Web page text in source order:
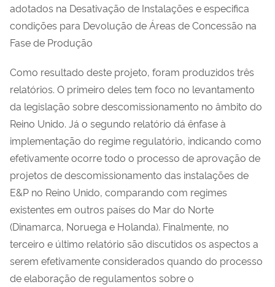
adotados na Desativação de Instalações e especifica
condições para Devolução de Áreas de Concessão na
Fase de Produção
Como resultado deste projeto, foram produzidos três
relatórios. O primeiro deles tem foco no levantamento
da legislação sobre descomissionamento no âmbito do
Reino Unido. Já o segundo relatório dá ênfase à
implementação do regime regulatório, indicando como
efetivamente ocorre todo o processo de aprovação de
projetos de descomissionamento das instalações de
E&P no Reino Unido, comparando com regimes
existentes em outros países do Mar do Norte
(Dinamarca, Noruega e Holanda). Finalmente, no
terceiro e último relatório são discutidos os aspectos a
serem efetivamente considerados quando do processo
de elaboração de regulamentos sobre o